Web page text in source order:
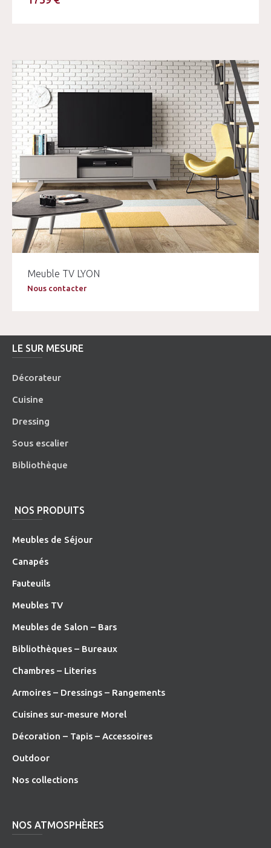
Meuble TV LYON
Nous contacter
LE SUR MESURE
Décorateur
Cuisine
Dressing
Sous escalier
Bibliothèque
NOS PRODUITS
Meubles de Séjour
Canapés
Fauteuils
Meubles TV
Meubles de Salon – Bars
Bibliothèques – Bureaux
Chambres – Literies
Armoires – Dressings – Rangements
Cuisines sur-mesure Morel
Décoration – Tapis – Accessoires
Outdoor
Nos collections
NOS ATMOSPHÈRES